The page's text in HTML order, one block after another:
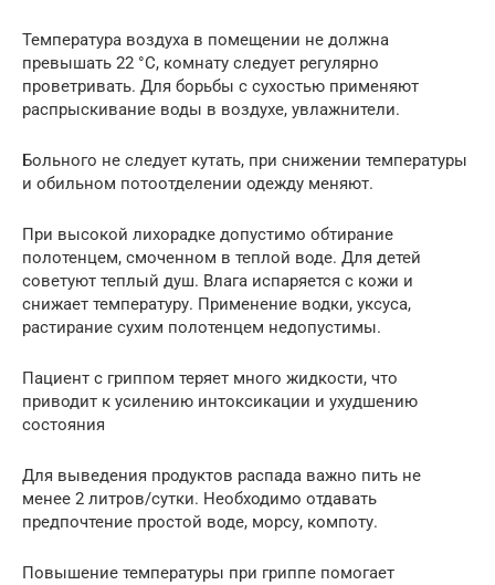
Температура воздуха в помещении не должна
превышать 22 °C, комнату следует регулярно
проветривать. Для борьбы с сухостью применяют
распрыскивание воды в воздухе, увлажнители.
Больного не следует кутать, при снижении температуры
и обильном потоотделении одежду меняют.
При высокой лихорадке допустимо обтирание
полотенцем, смоченном в теплой воде. Для детей
советуют теплый душ. Влага испаряется с кожи и
снижает температуру. Применение водки, уксуса,
растирание сухим полотенцем недопустимы.
Пациент с гриппом теряет много жидкости, что
приводит к усилению интоксикации и ухудшению
состояния
Для выведения продуктов распада важно пить не
менее 2 литров/сутки. Необходимо отдавать
предпочтение простой воде, морсу, компоту.
Повышение температуры при гриппе помогает